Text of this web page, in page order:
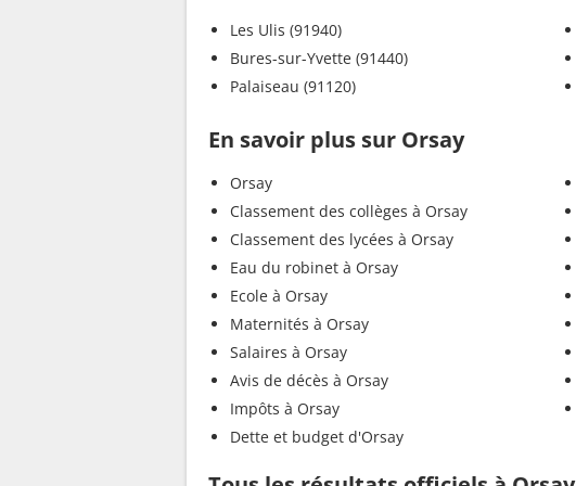
Les Ulis (91940)
Bures-sur-Yvette (91440)
Palaiseau (91120)
En savoir plus sur Orsay
Orsay
Classement des collèges à Orsay
Classement des lycées à Orsay
Eau du robinet à Orsay
Ecole à Orsay
Maternités à Orsay
Salaires à Orsay
Avis de décès à Orsay
Impôts à Orsay
Dette et budget d'Orsay